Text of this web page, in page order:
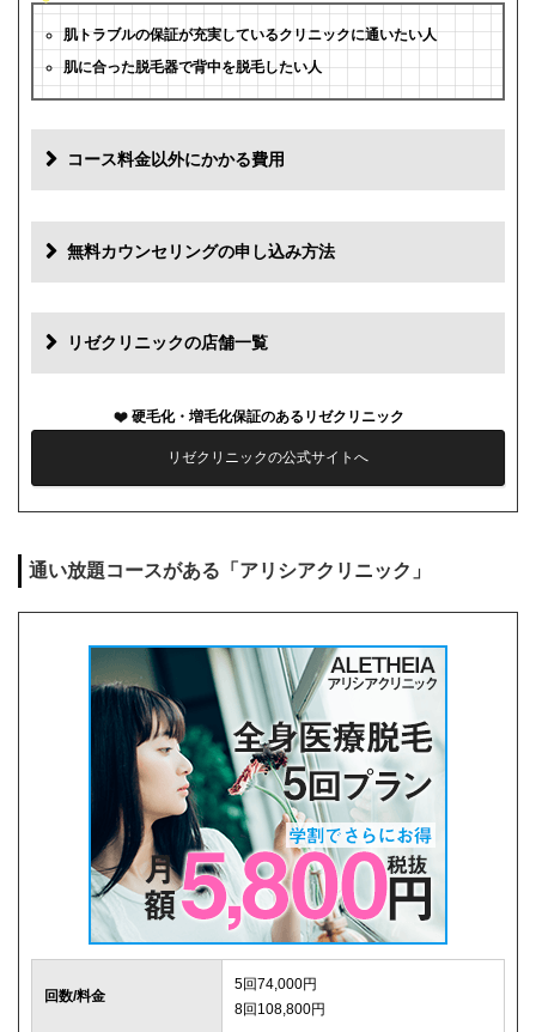
肌トラブルの保証が充実しているクリニックに通いたい人
肌に合った脱毛器で背中を脱毛したい人
コース料金以外にかかる費用
初診料 0円
再診料 0円
薬代 0円
シェービング代 0円
キャンセル料 前日まで無料
無料カウンセリングの申し込み方法
リゼクリニックの店舗一覧
硬毛化・増毛化保証のあるリゼクリニック
リゼクリニックの公式サイトへ
通い放題コースがある「アリシアクリニック」
回数/料金
5回74,000円
8回108,800円